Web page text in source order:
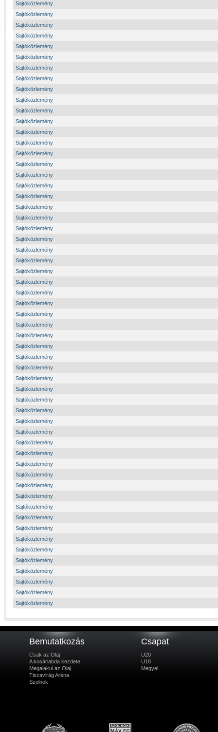
Sajtóközlemény
Sajtóközlemény
Sajtóközlemény
Sajtóközlemény
Sajtóközlemény
Sajtóközlemény
Sajtóközlemény
Sajtóközlemény
Sajtóközlemény
Sajtóközlemény
Sajtóközlemény
Sajtóközlemény
Sajtóközlemény
Sajtóközlemény
Sajtóközlemény
Sajtóközlemény
Sajtóközlemény
Sajtóközlemény
Sajtóközlemény
Sajtóközlemény
Sajtóközlemény
Sajtóközlemény
Sajtóközlemény
Sajtóközlemény
Sajtóközlemény
Sajtóközlemény
Sajtóközlemény
Sajtóközlemény
Sajtóközlemény
Sajtóközlemény
Sajtóközlemény
Sajtóközlemény
Sajtóközlemény
Sajtóközlemény
Sajtóközlemény
Sajtóközlemény
Sajtóközlemény
Sajtóközlemény
Sajtóközlemény
Sajtóközlemény
Sajtóközlemény
Sajtóközlemény
Sajtóközlemény
Sajtóközlemény
Sajtóközlemény
Sajtóközlemény
Sajtóközlemény
Sajtóközlemény
Sajtóközlemény
Sajtóközlemény
Sajtóközlemény
Sajtóközlemény
Sajtóközlemény
Sajtóközlemény
Sajtóközlemény
Sajtóközlemény
Sajtóközlemény
Bemutatkozás
Csak az Olaj
A kosárlabda kezdete
Megalakul az Olaj
Tiszavirág Aréna
Szolnok
Csapat
U20
U18
Megyei